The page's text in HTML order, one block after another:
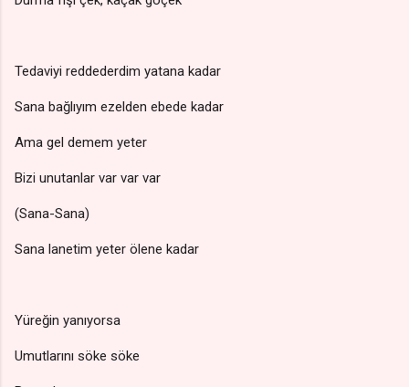
Tedaviyi reddederdim yatana kadar
Sana bağlıyım ezelden ebede kadar
Ama gel demem yeter
Bizi unutanlar var var var
(Sana-Sana)
Sana lanetim yeter ölene kadar
Yüreğin yanıyorsa
Umutlarını söke söke